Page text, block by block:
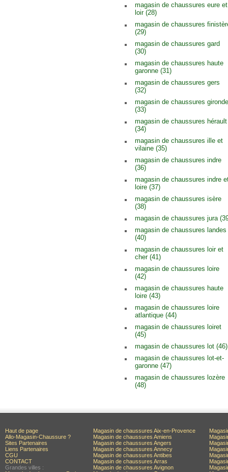
magasin de chaussures eure et
loir (28)
magasin de chaussures
(29)
magasin de chaussures gard
(30)
magasin de chaussures haute
garonne (31)
magasin de chaussures gers
(32)
magasin de chaussures gironde
(33)
magasin de chaussures hérault
(34)
magasin de chaussures ille et
vilaine (35)
magasin de chaussures indre
(36)
magasin de chaussures indre
loire (37)
magasin de chaussures isère
(38)
magasin de chaussures jura
magasin de chaussures landes
(40)
magasin de chaussures loir et
cher (41)
magasin de chaussures loire
(42)
magasin de chaussures haute
loire (43)
magasin de chaussures loire
atlantique (44)
magasin de chaussures loiret
(45)
magasin de chaussures lot (46)
magasin de chaussures lot-et-
garonne (47)
magasin de chaussures lozère
(48)
Haut de page
Allo-Magasin-Chaussure ?
Sites Partenaires
Liens Partenaires
CGU
CONTACT
Grandes villes :
Magasin de chaussures Aix-en-Provence
Magasin de chaussures Amiens
Magasin de chaussures Angers
Magasin de chaussures Annecy
Magasin de chaussures Antibes
Magasin de chaussures Arras
Magasin de chaussures Avignon